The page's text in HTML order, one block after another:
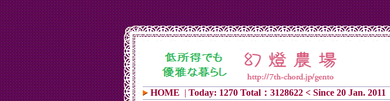
HOME | Today: 1270 Total：3128622 < Since 20 Jan. 2011